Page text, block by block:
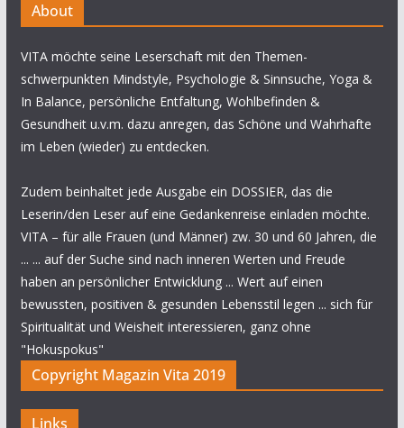
About
VITA möchte seine Leserschaft mit den Themen-
schwerpunkten Mindstyle, Psychologie & Sinnsuche, Yoga &
In Balance, persönliche Entfaltung, Wohlbefinden &
Gesundheit u.v.m. dazu anregen, das Schöne und Wahrhafte
im Leben (wieder) zu entdecken.
Zudem beinhaltet jede Ausgabe ein DOSSIER, das die
Leserin/den Leser auf eine Gedankenreise einladen möchte.
VITA – für alle Frauen (und Männer) zw. 30 und 60 Jahren, die
... ... auf der Suche sind nach inneren Werten und Freude
haben an persönlicher Entwicklung ... Wert auf einen
bewussten, positiven & gesunden Lebensstil legen ... sich für
Spiritualität und Weisheit interessieren, ganz ohne
"Hokuspokus"
Copyright Magazin Vita 2019
Links